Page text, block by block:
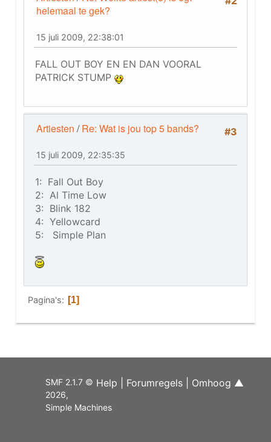
helemaal te gek?
15 juli 2009, 22:38:01
FALL OUT BOY EN EN DAN VOORAL
PATRICK STUMP
#3
Artiesten /Re: Wat is jou top 5 bands?
15 juli 2009, 22:35:35
1: Fall Out Boy
2: Al Time Low
3: Blink 182
4: Yellowcard
5: Simple Plan
Pagina's 1
Help Forumregels Omhoog ▲
SMF 2.1.7 ©
2026,
Simple Machines